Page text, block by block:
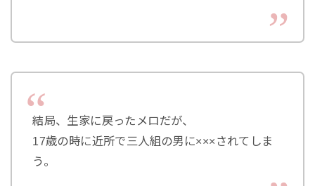
結局、生家に戻ったメロだが、
17歳の時に近所で三人組の男に×××されてしま
う。